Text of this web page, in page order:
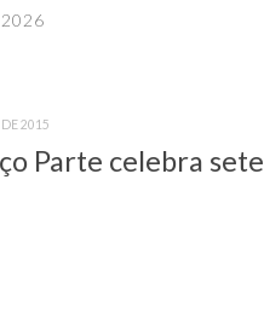
2015
Parte celebra sete